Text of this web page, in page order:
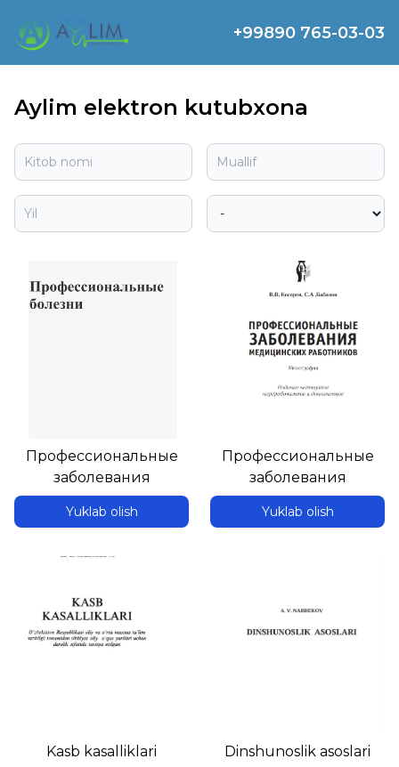
+99890 765-03-03
Aylim elektron kutubxona
Профессиональные
заболевания
Yuklab olish
Профессиональные
заболевания
медицинских
работников
Yuklab olish
Kasb kasalliklari Dinshunoslik asoslari